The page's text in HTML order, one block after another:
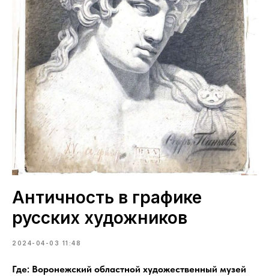
Античность в графике
русских художников
2024-04-03 11:48
Где: Воронежский областной художественный музей